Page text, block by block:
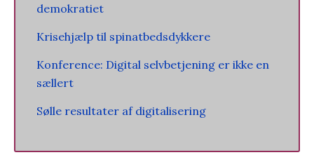
demokratiet
Krisehjælp til spinatbedsdykkere
Konference: Digital selvbetjening er ikke en
sællert
Sølle resultater af digitalisering